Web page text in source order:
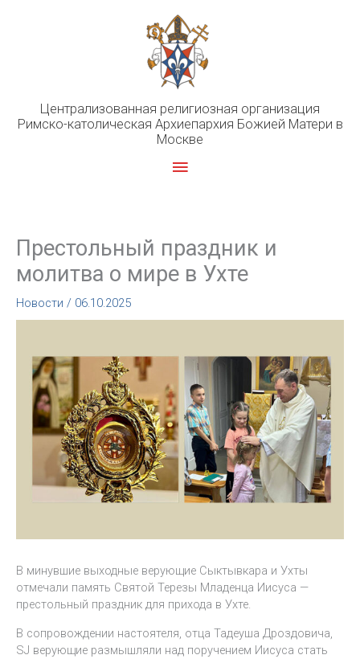
Централизованная религиозная организация
Римско-католическая Архиепархия Божией Матери в
Москве
Главное
Престольный праздник и
молитва о мире в Ухте
Новости / 06.10.2025
В минувшие выходные верующие Сыктывкара и Ухты
отмечали память Святой Терезы Младенца Иисуса —
престольный праздник для прихода в Ухте.
В сопровождении настоятеля, отца Тадеуша Дроздовича,
SJ верующие размышляли над поручением Иисуса стать